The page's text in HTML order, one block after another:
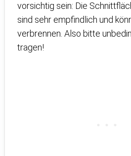
vorsichtig sein: Die
sind sehr empfindlich und
verbrennen. Also bitte
tragen!